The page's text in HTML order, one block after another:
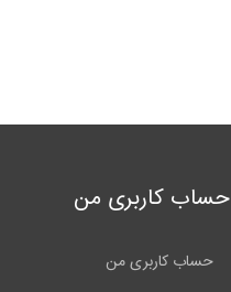
حساب کاربری من
حساب کاربری من